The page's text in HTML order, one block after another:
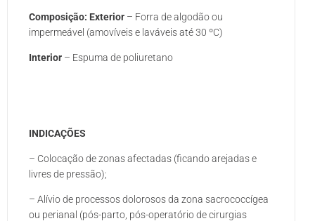
Composição: Exterior – Forra de algodão ou
impermeável (amovíveis e laváveis até 30 ºC)
Interior – Espuma de poliuretano
INDICAÇÕES
– Colocação de zonas afectadas (ficando arejadas e
livres de pressão);
– Alívio de processos dolorosos da zona sacrococcígea
ou perianal (pós-parto, pós-operatório de cirurgias